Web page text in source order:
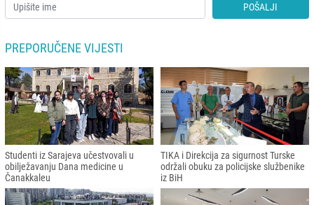
POŠALJI
PREPORUČENE VIJESTI
Studenti iz Sarajeva učestvovali u
obilježavanju Dana medicine u
Čanakkaleu
TIKA i Direkcija za sigurnost Turske
održali obuku za policijske službenike
iz BiH